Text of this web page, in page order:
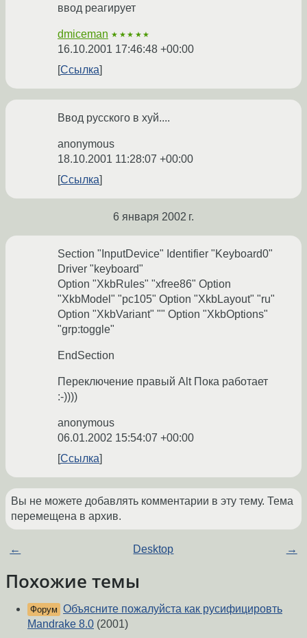
ввод реагирует
dmiceman ★★★★★
16.10.2001 17:46:48 +00:00
Ссылка
Ввод русского в хуй....
anonymous
18.10.2001 11:28:07 +00:00
Ссылка
6 января 2002 г.
Section "InputDevice" Identifier "Keyboard0"
Driver "keyboard"
Option "XkbRules" "xfree86" Option
"XkbModel" "pc105" Option "XkbLayout" "ru"
Option "XkbVariant" "" Option "XkbOptions"
"grp:toggle"
EndSection
Переключение правый Alt Пока работает
:-))))
anonymous
06.01.2002 15:54:07 +00:00
Ссылка
Вы не можете добавлять комментарии в эту тему. Тема
перемещена в архив.
← Desktop →
Похожие темы
Форум Объясните пожалуйста как русифицировть
Mandrake 8.0 (2001)